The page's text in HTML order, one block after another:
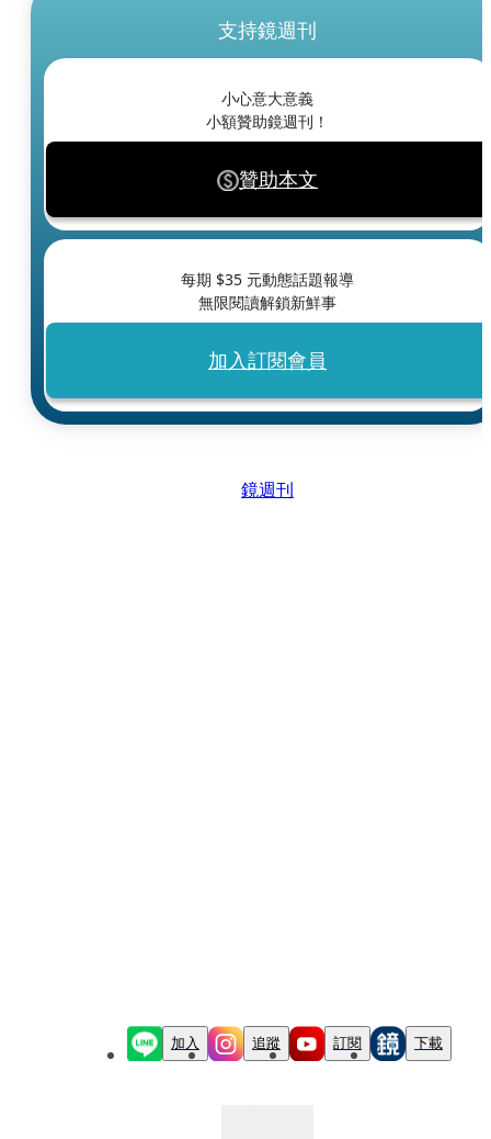
支持鏡週刊
小心意大意義
小額贊助鏡週刊！
贊助本文
每期 $35 元動態話題報導
無限閱讀解鎖新鮮事
加入訂閱會員
鏡週刊
加入 追蹤 訂閱 下載